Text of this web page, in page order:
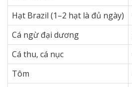
Hạt Brazil (1–2 hạt là đủ ngày)
Cá ngừ đại dương
Cá thu, cá nục
Tôm